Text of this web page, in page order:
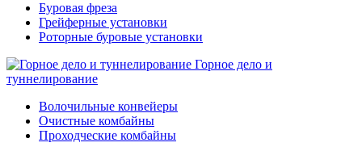
Буровая фреза
Грейферные установки
Роторные буровые установки
Горное дело и
туннелирование
Волочильные конвейеры
Очистные комбайны
Проходческие комбайны